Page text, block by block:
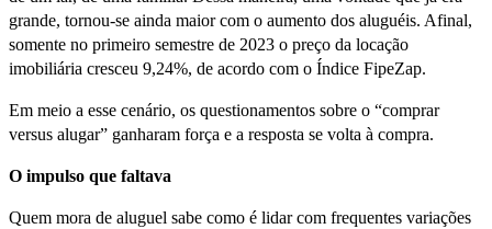
grande, tornou-se ainda maior com o aumento dos aluguéis. Afinal,
somente no primeiro semestre de 2023 o preço da locação
imobiliária cresceu 9,24%, de acordo com o Índice FipeZap.
Em meio a esse cenário, os questionamentos sobre o “comprar
versus alugar” ganharam força e a resposta se volta à compra.
O impulso que faltava
Quem mora de aluguel sabe como é lidar com frequentes variações